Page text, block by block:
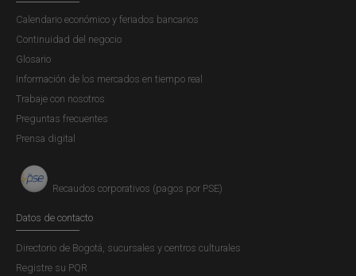
El aumento en las tenencias de deuda pública eleva la
exposición de las entidades financieras a cambios en
las condiciones de mercado, especialmente en un
Calendario económico y feriados bancarios
Continuidad del negocio
Glosario
Información de los mercados en tiempo real
Trabaje con nosotros
Preguntas frecuentes
Prensa digital
Recaudos corporativos (pagos por PSE)
Datos de contacto
Directorio de Bogotá, sucursales y centros culturales
Registre su PQR